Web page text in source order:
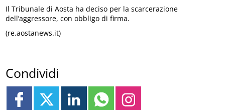
Il Tribunale di Aosta ha deciso per la scarcerazione
dell’aggressore, con obbligo di firma.
(re.aostanews.it)
Condividi